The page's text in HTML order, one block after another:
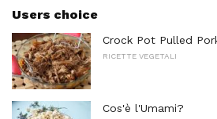
Users choice
Crock Pot Pulled
RICETTE VEGETALI
Cos'è l'Umami?